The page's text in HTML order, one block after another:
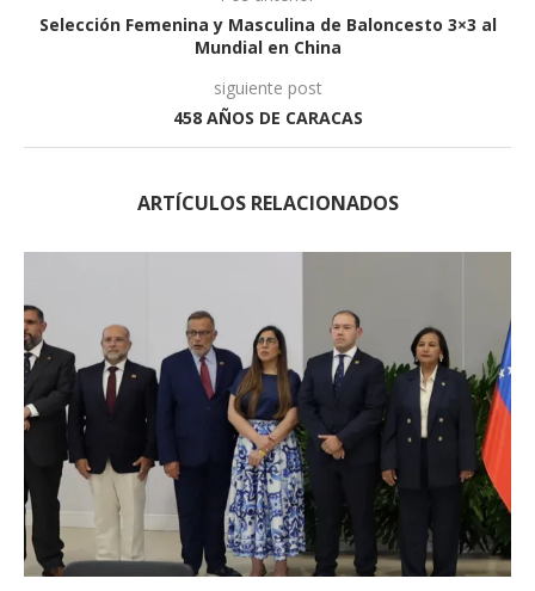
Selección Femenina y Masculina de Baloncesto 3×3 al
Mundial en China
siguiente post
458 AÑOS DE CARACAS
ARTÍCULOS RELACIONADOS